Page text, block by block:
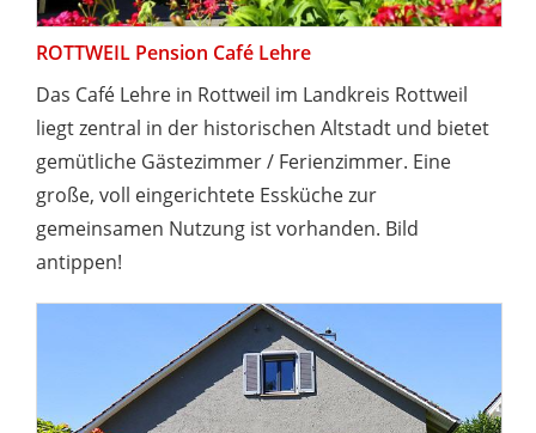
ROTTWEIL Pension Café Lehre
Das Café Lehre in Rottweil im Landkreis Rottweil
liegt zentral in der historischen Altstadt und bietet
gemütliche Gästezimmer / Ferienzimmer. Eine
große, voll eingerichtete Essküche zur
gemeinsamen Nutzung ist vorhanden. Bild
antippen!